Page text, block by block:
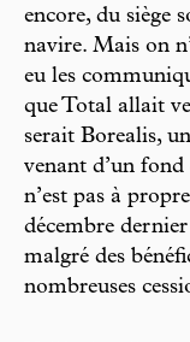
encore, du siège
navire. Mais on
eu les
que Total allait
serait Borealis,
venant d’un fond
n’est pas à
décembre
malgré des
nombreuses